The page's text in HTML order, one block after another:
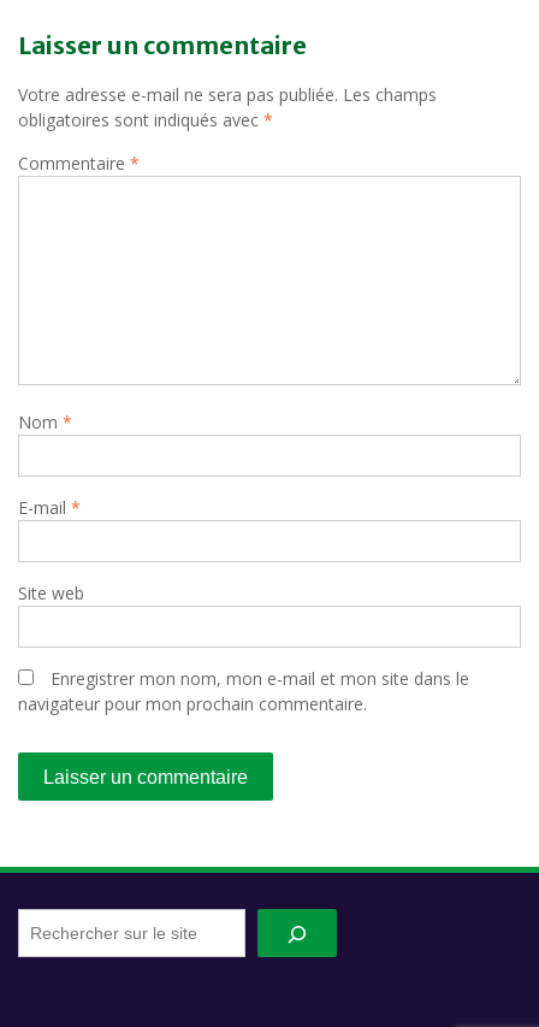
l’article
Laisser un commentaire
Votre adresse e-mail ne sera pas publiée. Les champs
obligatoires sont indiqués avec *
Commentaire *
Nom *
E-mail *
Site web
Enregistrer mon nom, mon e-mail et mon site dans le
navigateur pour mon prochain commentaire.
sur